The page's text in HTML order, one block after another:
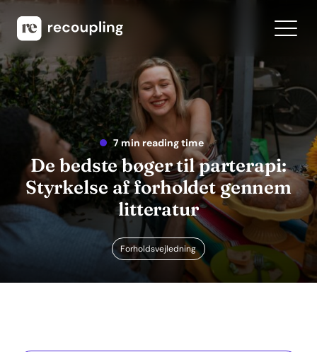
7 min reading time
De bedste bøger til parterapi:
Styrkelse af forholdet gennem
litteratur
Forholdsvejledning